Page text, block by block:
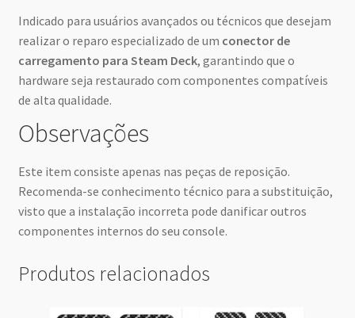
Indicado para usuários avançados ou técnicos que desejam
realizar o reparo especializado de um conector de
carregamento para Steam Deck, garantindo que o
hardware seja restaurado com componentes compatíveis
de alta qualidade.
Observações
Este item consiste apenas nas peças de reposição.
Recomenda-se conhecimento técnico para a substituição,
visto que a instalação incorreta pode danificar outros
componentes internos do seu console.
Produtos relacionados